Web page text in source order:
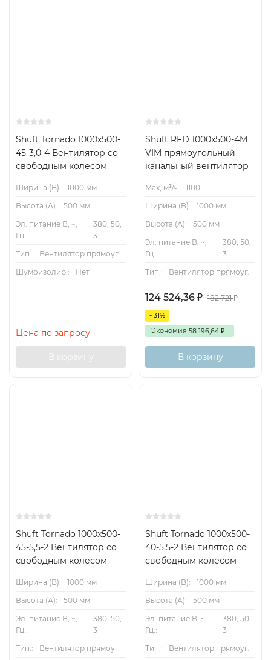
Shuft Tornado 1000x500-
45-3,0-4 Вентилятор cо
свободным колесом
Ширина (B):
1000 мм
Высота (А):
500 мм
Эл. питание В, ~,
Гц.:
380, 50,
3
Тип.:
Вентилятор прямоуг.
Шумоизолир.:
Нет
Цена по запросу
В корзину
Shuft RFD 1000x500-4M
VIM прямоугольный
канальный вентилятор
Max, м³/ч:
1100
Ширина (B):
1000 мм
Высота (А):
500 мм
Эл. питание В, ~,
Гц.:
380, 50,
3
Тип.:
Вентилятор прямоуг.
124 524,36 ₽ 182 721₽
- 31%
Экономия 58 196,64 ₽
В корзину
Shuft Tornado 1000x500-
45-5,5-2 Вентилятор cо
свободным колесом
Ширина (B):
1000 мм
Высота (А):
500 мм
Эл. питание В, ~,
Гц.:
380, 50,
3
Тип.:
Вентилятор прямоуг.
Shuft Tornado 1000x500-
40-5,5-2 Вентилятор cо
свободным колесом
Ширина (B):
1000 мм
Высота (А):
500 мм
Эл. питание В, ~,
Гц.:
380, 50,
3
Тип.:
Вентилятор прямоуг.